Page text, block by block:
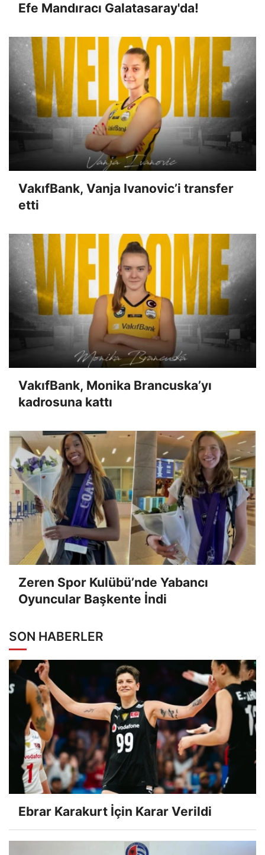
Efe Mandıracı Galatasaray'da!
VakıfBank, Vanja Ivanovic’i transfer
etti
VakıfBank, Monika Brancuska’yı
kadrosuna kattı
Zeren Spor Kulübü’nde Yabancı
Oyuncular Başkente İndi
SON HABERLER
Ebrar Karakurt İçin Karar Verildi